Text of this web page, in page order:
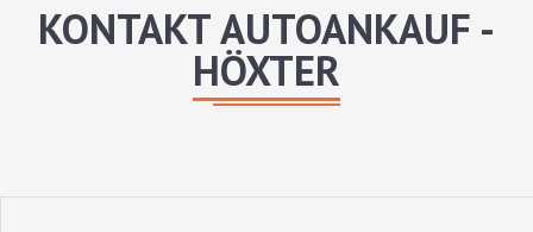
KONTAKT AUTOANKAUF -
HÖXTER